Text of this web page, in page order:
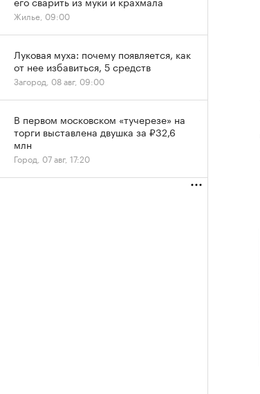
Жилье, 09:00
Луковая муха: почему появляется, как
от нее избавиться, 5 средств
Загород, 08 авг, 09:00
В первом московском «тучерезе» на
торги выставлена двушка за ₽32,6
млн
Город, 07 авг, 17:20